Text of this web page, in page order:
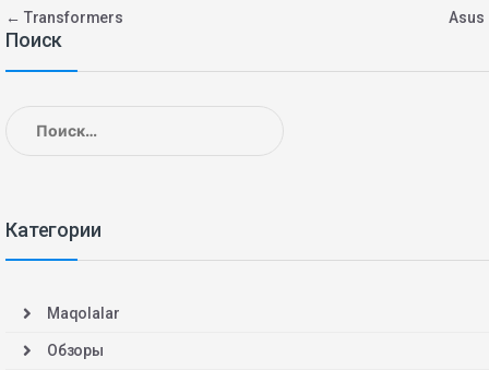
Навигация
по
записям
← Transformers
Поиск
Категории
Maqolalar
Обзоры